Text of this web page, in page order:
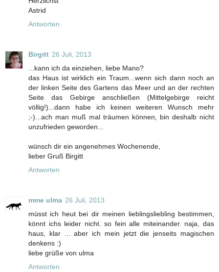
Astrid
Antworten
Birgitt 26 Juli, 2013
...kann ich da einziehen, liebe Mano?
das Haus ist wirklich ein Traum...wenn sich dann noch an
der linken Seite des Gartens das Meer und an der rechten
Seite das Gebirge anschließen (Mittelgebirge reicht
völlig!)...dann habe ich keinen weiteren Wunsch mehr
;-)...ach man muß mal träumen können, bin deshalb nicht
unzufrieden geworden...
wünsch dir ein angenehmes Wochenende,
lieber Gruß Birgitt
Antworten
mme ulma 26 Juli, 2013
müsst ich heut bei dir meinen lieblingsliebling bestimmen,
könnt ichs leider nicht. so fein alle miteinander. naja, das
haus, klar ... aber ich mein jetzt die jenseits magischen
denkens :)
liebe grüße von ulma
Antworten